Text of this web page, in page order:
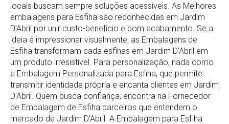
locais buscam sempre soluções acessíveis. As Melhores
embalagens para Esfiha são reconhecidas em Jardim
D’Abril por unir custo-benefício e bom acabamento. Se a
ideia é impressionar visualmente, as Embalagens de
Esfiha transformam cada esfihas em Jardim D’Abril em
um produto irresistível. Para personalização, nada como
a Embalagem Personalizada para Esfiha, que permite
transmitir identidade própria e encanta clientes em Jardim
D’Abril. Quem busca confiança, encontra na Fornecedor
de Embalagem de Esfiha parceiros que entendem o
mercado de Jardim D’Abril. A Embalagem para Esfiha